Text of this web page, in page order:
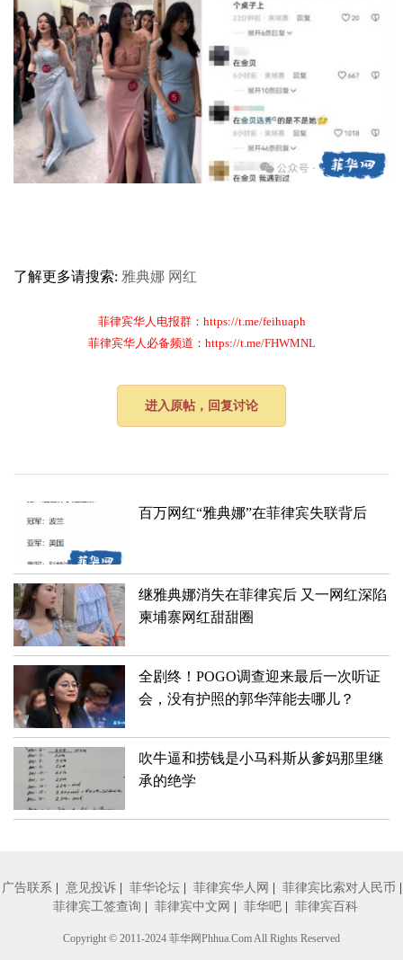
了解更多请搜索: 雅典娜 网红
菲律宾华人电报群：https://t.me/feihuaph
菲律宾华人必备频道：https://t.me/FHWMNL
进入原帖，回复讨论
百万网红“雅典娜”在菲律宾失联背后
继雅典娜消失在菲律宾后 又一网红深陷
柬埔寨网红甜甜圈
全剧终！POGO调查迎来最后一次听证
会，没有护照的郭华萍能去哪儿？
吹牛逼和捞钱是小马科斯从爹妈那里继
承的绝学
广告联系 意见投诉 菲华论坛 菲律宾华人网 菲律宾比索对人民币
菲律宾工签查询
菲律宾中文网 菲华吧 菲律宾百科
Copyright © 2011-2024 菲华网Phhua.Com All Rights Reserved